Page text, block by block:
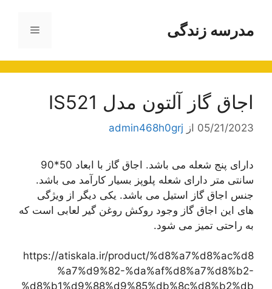
مدرسه زندگی فهرست
اجاق گاز آلتون مدل IS521
05/21/2023 ازadmin468h0grj
دارای پنج شعله می باشد. اجاق گاز با ابعاد 50*90
سانتی متر دارای شعله پلوپز بسیار کارآمد می باشد.
جنس اجاق گاز استیل می باشد. یکی دیگر از ویژگی
های این اجاق گاز وجود روکش روغن گیر لعابی است که
به راحتی تمیز می شود.
https://atiskala.ir/product/%d8%a7%d8%ac%d8
%a7%d9%82-%da%af%d8%a7%d8%b2-
%d8%b1%d9%88%d9%85%db%8c%d8%b2%db